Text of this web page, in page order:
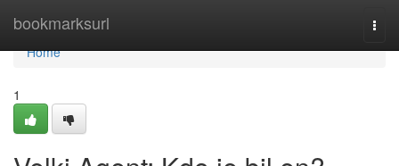
bookmarksurl
Home
Home
1